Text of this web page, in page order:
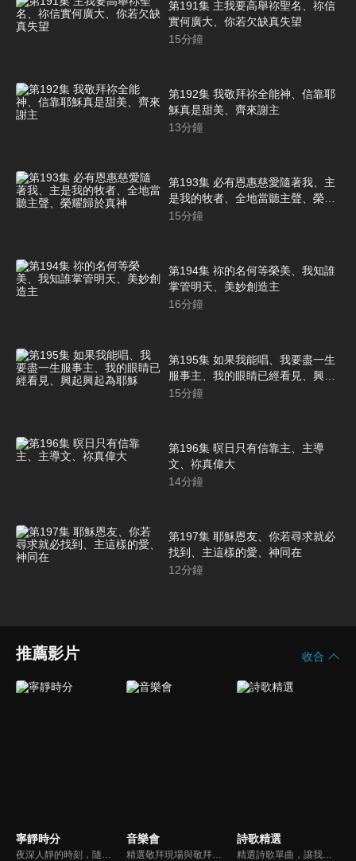
第191集 主我要高舉祢聖名、祢信
實何廣大、你若欠缺真失望
15分鐘
第192集 我敬拜祢全能神、信靠耶
穌真是甜美、齊來謝主
13分鐘
第193集 必有恩惠慈愛隨著我、主
是我的牧者、全地當聽主聲、榮耀
歸於真神
15分鐘
第194集 祢的名何等榮美、我知誰
掌管明天、美妙創造主
16分鐘
第195集 如果我能唱、我要盡一生
服事主、我的眼睛已經看見、興起
興起為耶穌
15分鐘
第196集 暝日只有信靠主、主導
文、祢真偉大
14分鐘
第197集 耶穌恩友、你若尋求就必
找到、主這樣的愛、神同在
12分鐘
推薦影片 收合
寧靜時分 音樂會
精選敬拜現場與敬拜者真實的分享，讓我們一起向神獻上最美的祭。
詩歌精選
精選詩歌單曲，讓我們獻上全心全人的敬拜。